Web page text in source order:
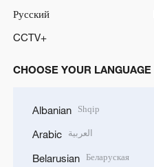
Русский
CCTV+
CHOOSE YOUR LANGUAGE
Albanian Shqip
Arabic العربية
Belarusian Беларуская